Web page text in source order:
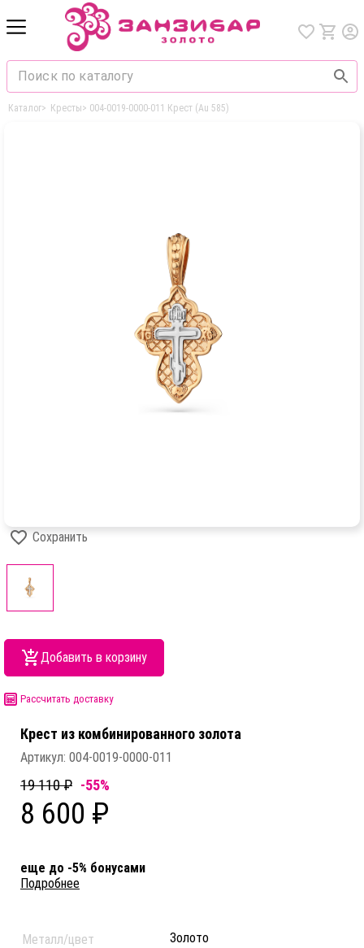
Каталог> Кресты> 004-0019-0000-011 Крест (Au 585)
Сохранить
Добавить в корзину
Рассчитать доставку
Крест из комбинированного золота
Артикул: 004-0019-0000-011
19 110 ₽ -55%
8 600 ₽
еще до -5% бонусами
Подробнее
Металл/цвет
Золото